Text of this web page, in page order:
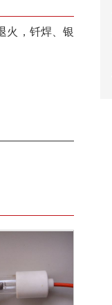
火，钎焊、银